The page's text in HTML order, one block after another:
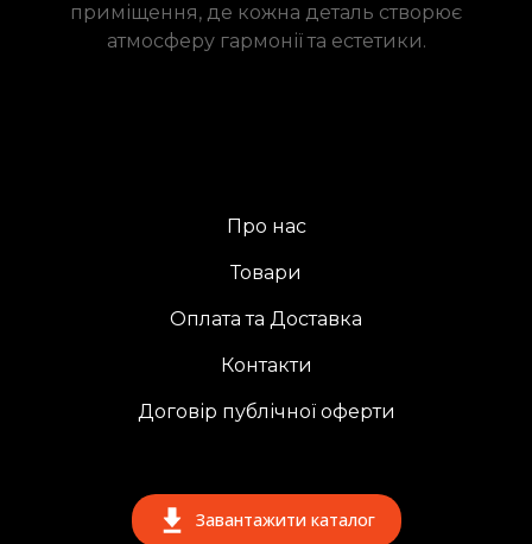
приміщення, де кожна деталь створює
атмосферу гармонії та естетики.
Про нас
Товари
Оплата та Доставка
Контакти
Договір публічної оферти
Завантажити каталог